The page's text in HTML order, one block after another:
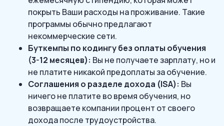
покрыть Ваши расходы на проживание. Такие
программы обычно предлагают
некоммерческие сети.
Буткемпы по кодингу без оплаты обучения
(3-12 месяцев): Вы не получаете зарплату, но и
не платите никакой предоплаты за обучение.
Соглашения о разделе дохода (ISA): Вы
ничего не платите во время обучения, но
возвращаете компании процент от своего
дохода после трудоустройства.